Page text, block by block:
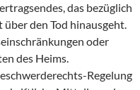
das bezüglich
den Tod hinausgeht.
oder
des Heims.
Regelung